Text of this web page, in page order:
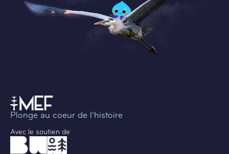
Plonge au coeur de l’histoire
Avec le soutien de